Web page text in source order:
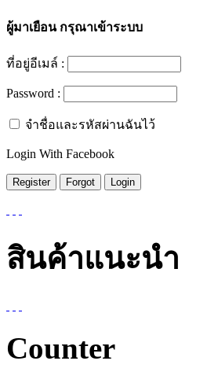
ผู้มาเยือนกรุณาเข้าระบบ
ที่อยู่อีเมล์ :
Password :
จำชื่อและรหัสผ่านฉันไว้
Login With Facebook
สินค้าแนะนำ
Counter